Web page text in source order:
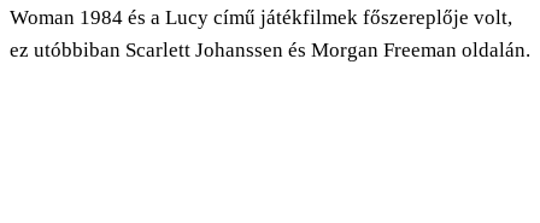
Woman 1984 és a Lucy című játékfilmek főszereplője volt,
ez utóbbiban Scarlett Johanssen és Morgan Freeman oldalán.